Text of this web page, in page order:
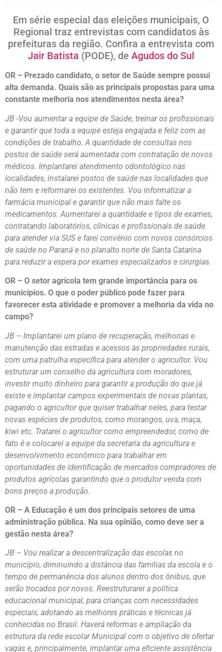
Em série especial das eleições municipais, O
Regional traz entrevistas com candidatos às
prefeituras da região. Confira a entrevista com
Jair Batista (PODE), de Agudos do Sul
OR – Prezado candidato, o setor de Saúde sempre possui
alta demanda. Quais são as principais propostas para uma
constante melhoria nos atendimentos nesta área?
JB -Vou aumentar a equipe de Saúde, treinar os profissionais
e garantir que toda a equipe esteja engajada e feliz com as
condições de trabalho. A quantidade de consultas nos
postos de saúde será aumentada com contratação de novos
médicos. Implantarei atendimento odontológico nas
localidades, instalarei postos de saúde nas localidades que
não tem e reformarei os existentes. Vou informatizar a
farmácia municipal e garantir que não mais falte os
medicamentos. Aumentarei a quantidade e tipos de exames,
contratando laboratórios, clínicas e profissionais de saúde
para atender via SUS e farei convênio com novos consórcios
de saúde no Paraná e no planalto norte de Santa Catarina
para reduzir a espera por exames especializados e cirurgias.
OR – O setor agrícola tem grande importância para os
municípios. O que o poder público pode fazer para
favorecer esta atividade e promover a melhoria da vida no
campo?
JB – Implantarei um plano de recuperação, melhorias e
manutenção das estradas e acessos às propriedades rurais,
com uma patrulha específica para atender o agricultor. Vou
estruturar um conselho da agricultura com moradores,
investir muito dinheiro para garantir a produção do que já
existe e implantar campos experimentais de novas plantas,
pagando o agricultor que quiser trabalhar neles, para testar
novas espécies de produtos, como morangos, uva, maça,
kiwi etc. Tratarei o agricultor como empreendedor, como de
fato é e colocarei a equipe da secretaria da agricultura e
desenvolvimento econômico para trabalhar em
oportunidades de identificação de mercados compradores de
produtos agrícolas garantindo que o produtor venda com
bons preços a produção.
OR – A Educação é um dos principais setores de uma
administração pública. Na sua opinião, como deve ser a
gestão nesta área?
JB – Vou realizar a descentralização das escolas no
município, diminuindo a distância das famílias da escola e o
tempo de permanência dos alunos dentro dos ônibus, que
serão trocados por novos. Reestruturarei a política
educacional municipal, para crianças com necessidades
especiais, adotando as melhores práticas e técnicas já
conhecidas no Brasil. Haverá reformas e ampliação da
estrutura da rede escolar Municipal com o objetivo de ofertar
vagas e, principalmente, implantar uma eficiente assistência